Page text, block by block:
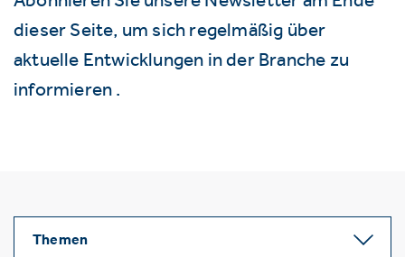
dieser Seite, um sich regelmäßig über
aktuelle Entwicklungen in der Branche zu
informieren .
Themen